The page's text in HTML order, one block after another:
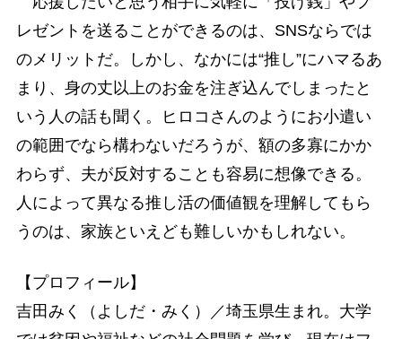
レゼントを送ることができるのは、SNSならでは
のメリットだ。しかし、なかには“推し”にハマるあ
まり、身の丈以上のお金を注ぎ込んでしまったと
いう人の話も聞く。ヒロコさんのようにお小遣い
の範囲でなら構わないだろうが、額の多寡にかか
わらず、夫が反対することも容易に想像できる。
人によって異なる推し活の価値観を理解してもら
うのは、家族といえども難しいかもしれない。
【プロフィール】
吉田みく（よしだ・みく）／埼玉県生まれ。大学